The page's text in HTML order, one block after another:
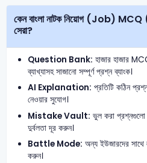
কেন বাংলা নাটক নিয়োগ (Job) MCQ (বহুনির্বাচনী) প্রশ্ন ব্যাংকটি
সেরা?
Question Bank: হাজার হাজার
ব্যাখ্যাসহ সাজানো সম্পূর্ণ প্রশ্ন ব্যাংক।
AI Explanation: প্রতিটি কঠিন
নেওয়ার সুযোগ।
Mistake Vault: ভুল করা প্রশ্নগুলো
দুর্বলতা দূর করুন।
Battle Mode: অন্য ইউজারদের সাথে
করুন।